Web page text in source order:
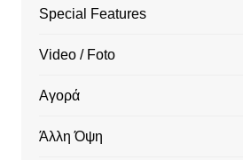
Special Features
Video / Foto
Αγορά
Άλλη Όψη